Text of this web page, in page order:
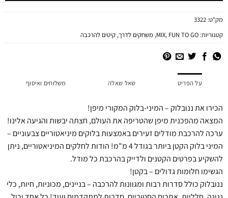
מק"ט:3322
קטגוריות:
MIX ,FUN TO GO
,משחקים לדרך,קיטים להרכבה
על הפריט שאל שאלה משלוחים ואיסוף
הכירו את ננובלוק – המיני-בלוק המקורי מיפן!
המצאה מהפכנית מיפן שהטריפה את העולם, חצתה יבשות והגיעה אלינו!
ערכה להרכבת מודלים זעירים באמצעות בלוקים מיניאטוריים צבעוניים –
המיני בלוק הקטן ביותר בגודל 4 מ"מ! הודות לחלקים המיניאטוריים, ניתן
להשקיע בפרטים הקטנים ולדייק בהרכבת כל מודל.
הגשימו חלומות גדולים – בקטן!
ננובלוק כולל סדרות רבות ומגוונות להרכבה – בניינים, מכוניות, חיות, כלי